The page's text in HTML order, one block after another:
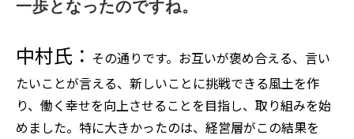
一歩となったのですね。
中村氏： その通りです。お互いが褒め合える、言い
たいことが言える、新しいことに挑戦できる風土を作
り、働く幸せを向上させることを目指し、取り組みを始
めました。特に大きかったのは、経営層がこの結果を